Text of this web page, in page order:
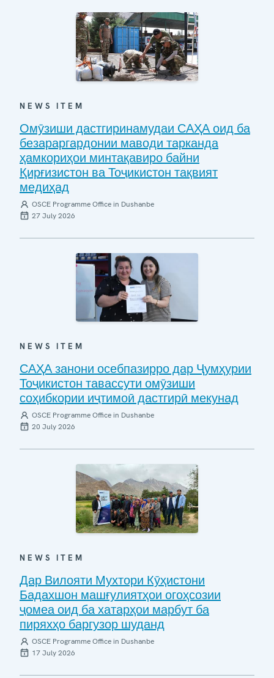
NEWS ITEM
Омӯзиши дастгиринамудаи САҲА оид ба
безараргардонии маводи тарканда
ҳамкориҳои минтақавиро байни
Қирғизистон ва Тоҷикистон тақвият
медиҳад
OSCE Programme Office in Dushanbe
27 July 2026
NEWS ITEM
САҲА занони осебпазирро дар Ҷумҳурии
Тоҷикистон тавассути омӯзиши
соҳибкории иҷтимоӣ дастгирӣ мекунад
OSCE Programme Office in Dushanbe
20 July 2026
NEWS ITEM
Дар Вилояти Мухтори Кӯҳистони
Бадахшон машғулиятҳои огоҳсозии
ҷомеа оид ба хатарҳои марбут ба
пиряхҳо баргузор шуданд
OSCE Programme Office in Dushanbe
17 July 2026